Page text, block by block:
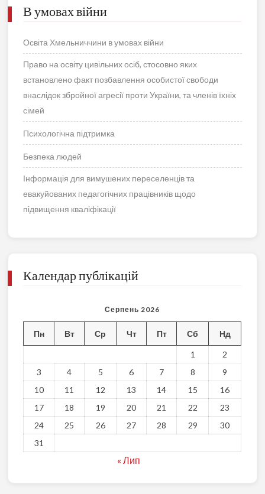
В умовах війни
Освіта Хмельниччини в умовах війни
Право на освіту цивільних осіб, стосовно яких
встановлено факт позбавлення особистої свободи
внаслідок збройної агресії проти України, та членів їхніх
сімей
Психологічна підтримка
Безпека людей
Інформація для вимушених переселенців та
евакуйованих педагогічних працівників щодо
підвищення кваліфікації
Календар публікацій
Серпень 2026
Пн Вт Ср Чт Пт Сб Нд
1
2
3
4 5 6 7 8
9
10
11 12 13 14 15
16
17
18 19 20 21 22
23
24
25 26 27 28 29
30
31
« Лип